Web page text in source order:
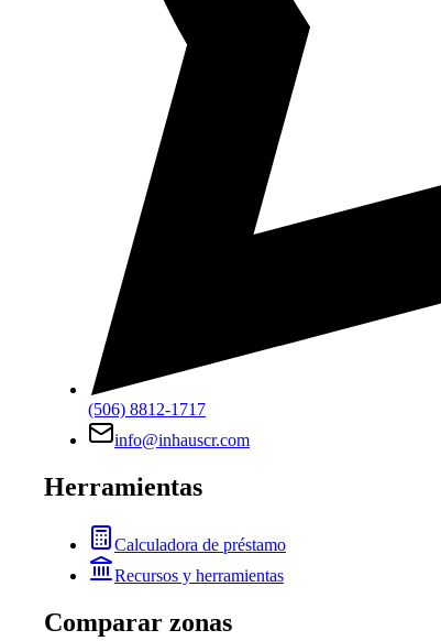
(506) 8812-1717
info@inhauscr.com
Herramientas
Calculadora de préstamo
Recursos y herramientas
Comparar zonas